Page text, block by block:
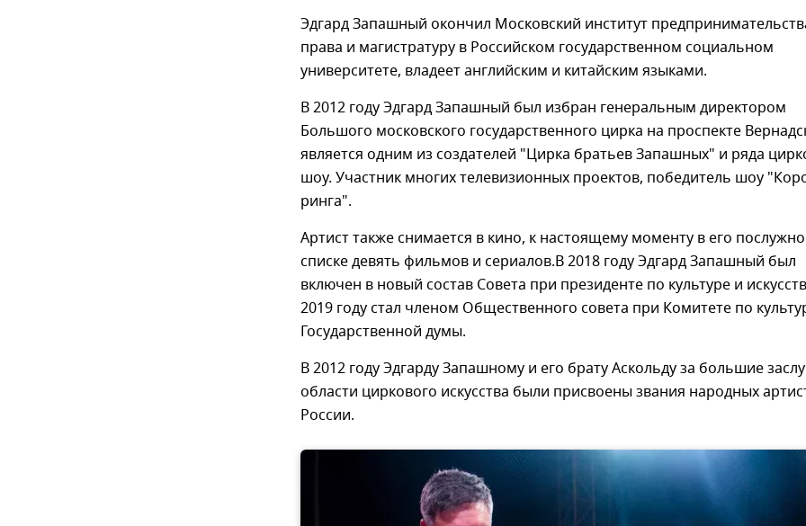
Эдгард Запашный окончил Московский институт
права и магистратуру в Российском государственном социальном
университете, владеет английским и китайским языками.
В 2012 году Эдгард Запашный был избран генеральным директором
Большого московского государственного цирка на проспекте
является одним из создателей "Цирка братьев Запашных" и ряда
шоу. Участник многих телевизионных проектов, победитель шоу
ринга".
Артист также снимается в кино, к настоящему моменту в его
списке девять фильмов и сериалов.В 2018 году Эдгард Запашный был
включен в новый состав Совета при президенте по культуре и
2019 году стал членом Общественного совета при Комитете по
Государственной думы.
В 2012 году Эдгарду Запашному и его брату Аскольду за большие
области циркового искусства были присвоены звания народных
России.